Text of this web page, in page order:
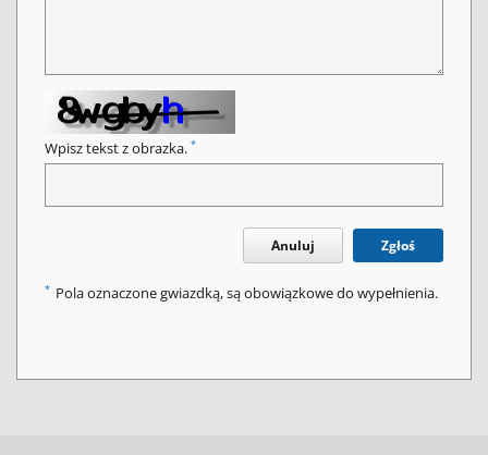
Wpisz tekst z obrazka. *
Anuluj Zgłoś
* Pola oznaczone gwiazdką, są obowiązkowe do wypełnienia.